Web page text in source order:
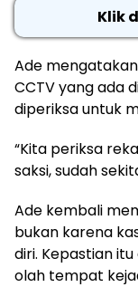
Klik
Ade
CCTV yang ada
diperiksa untuk
“Kita periksa
saksi, sudah
Ade kembali
bukan karena
diri. Kepastian
olah tempat